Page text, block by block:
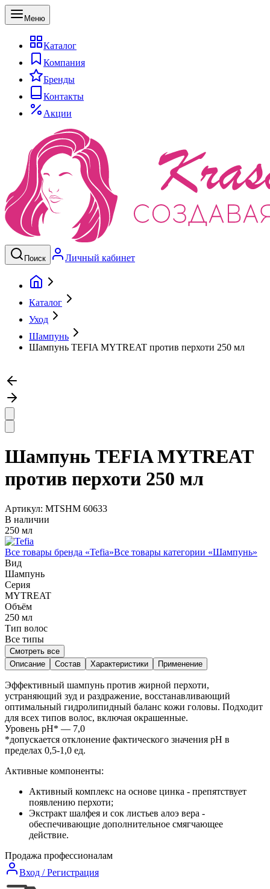
Меню
Каталог
Компания
Бренды
Контакты
Акции
Поиск Личный кабинет
Каталог
Уход
Шампунь
Шампунь TEFIA MYTREAT против перхоти 250 мл
Шампунь TEFIA MYTREAT
против перхоти 250 мл
Артикул: MTSHM 60633
В наличии
250 мл
Все товары бренда «Tefia»Все товары категории «Шампунь»
Вид
Шампунь
Серия
MYTREAT
Объём
250 мл
Тип волос
Все типы
Смотреть все
Описание
Состав Характеристики Применение
Эффективный шампунь против жирной перхоти,
устраняющий зуд и раздражение, восстанавливающий
оптимальный гидролипидный баланс кожи головы. Подходит
для всех типов волос, включая окрашенные.
Уровень pH* — 7,0
*допускается отклонение фактического значения pH в
пределах 0,5-1,0 ед.
Активные компоненты:
Активный комплекс на основе цинка - препятствует
появлению перхоти;
Экстракт шалфея и сок листьев алоэ вера -
обеспечивающие дополнительное смягчающее
действие.
Продажа профессионалам
Вход / Регистрация